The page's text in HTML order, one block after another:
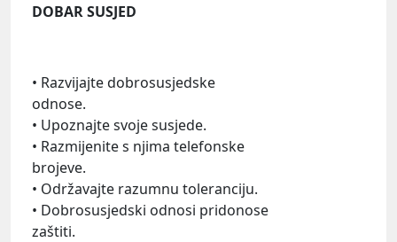
DOBAR SUSJED
• Razvijajte dobrosusjedske
odnose.
• Upoznajte svoje susjede.
• Razmijenite s njima telefonske
brojeve.
• Održavajte razumnu toleranciju.
• Dobrosusjedski odnosi pridonose
zaštiti.